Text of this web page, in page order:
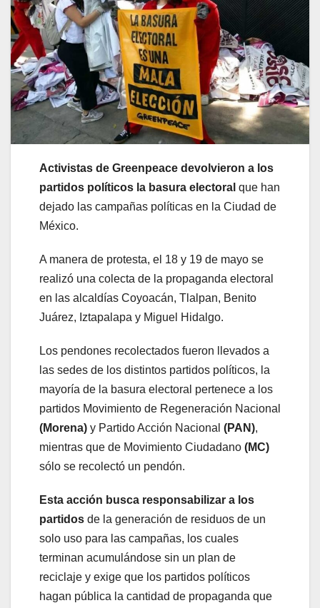
Activistas de Greenpeace devolvieron a los
partidos políticos la basura electoral que han
dejado las campañas políticas en la Ciudad de
México.
A manera de protesta, el 18 y 19 de mayo se
realizó una colecta de la propaganda electoral
en las alcaldías Coyoacán, Tlalpan, Benito
Juárez, Iztapalapa y Miguel Hidalgo.
Los pendones recolectados fueron llevados a
las sedes de los distintos partidos políticos, la
mayoría de la basura electoral pertenece a los
partidos Movimiento de Regeneración Nacional
(Morena) y Partido Acción Nacional (PAN),
mientras que de Movimiento Ciudadano (MC)
sólo se recolectó un pendón.
Esta acción busca responsabilizar a los
partidos de la generación de residuos de un
solo uso para las campañas, los cuales
terminan acumulándose sin un plan de
reciclaje y exige que los partidos políticos
hagan pública la cantidad de propaganda que